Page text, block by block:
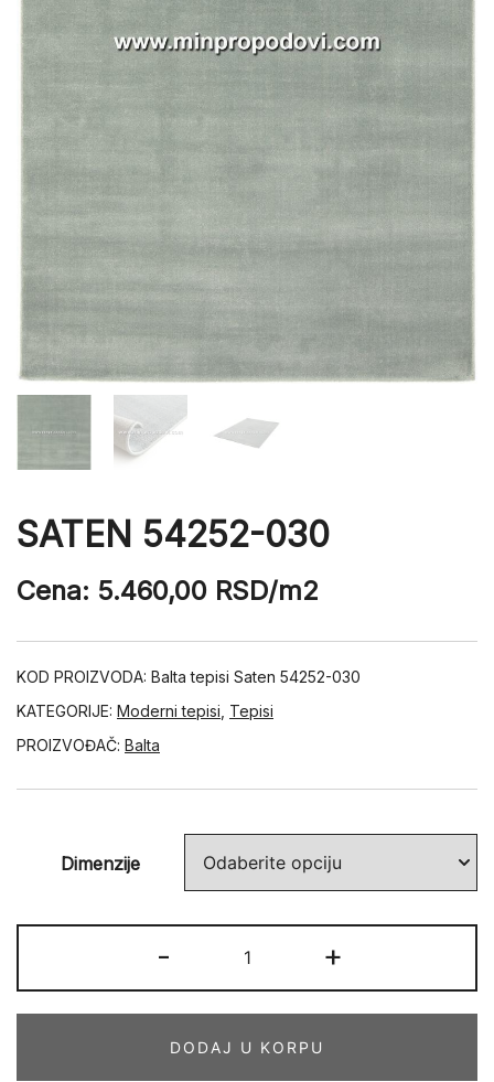
SATEN 54252-030
Cena: 5.460,00 RSD/m2
KOD PROIZVODA: Balta tepisi Saten 54252-030
KATEGORIJE: Moderni tepisi Tepisi
PROIZVOĐAČ: Balta
Dimenzije
-
54252-
030
+
DODAJ U KORPU